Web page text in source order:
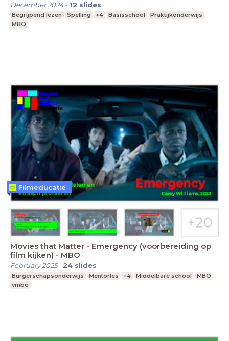
December 2024- 12 slides
Begrijpend lezen Spelling +4 Basisschool
Praktijkonderwijs
MBO
Movies that Matter - Emergency (voorbereiding op
film kijken) - MBO
February 2025- 24 slides
Burgerschapsonderwijs Mentorles +4 Middelbare school
MBO
vmbo
Filmeducatie